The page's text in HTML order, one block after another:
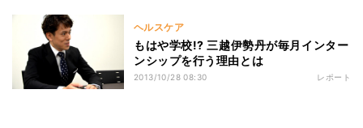
ヘルスケア
もはや学校!? 三越伊勢丹が毎月インター
ンシップを行う理由とは
2013/10/28 08:30 レポート